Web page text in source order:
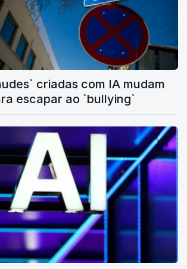
criadas com IA mudam
escapar ao `bullying`